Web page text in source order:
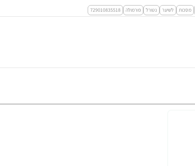
מסכות לשיער נטורל פורמולה 729010835518